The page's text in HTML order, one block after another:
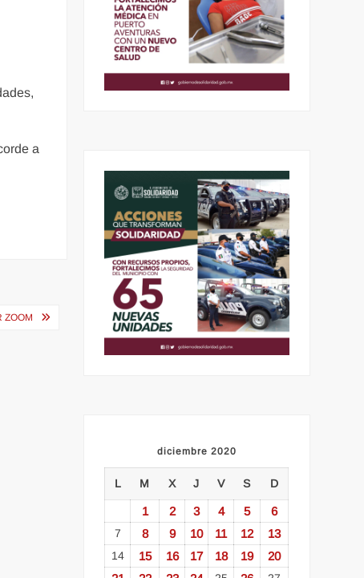
a
ZOOM
diciembre 2020
L M X J V S D
1 2 3 4 5 6
7 8 9 10 11 12 13
14 15 16 17 18 19
20